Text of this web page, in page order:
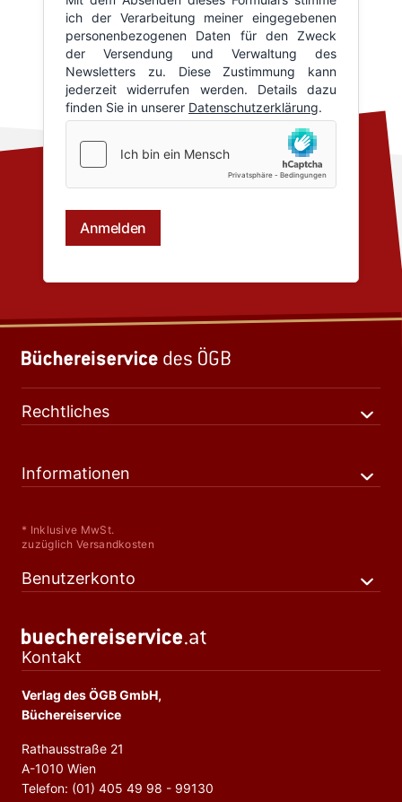
Rechtliches
Informationen
* Inklusive MwSt.
zuzüglich Versandkosten
Benutzerkonto
Kontakt
Verlag des ÖGB GmbH,
Büchereiservice
Rathausstraße 21
A-1010 Wien
Telefon: (01) 405 49 98 - 99130